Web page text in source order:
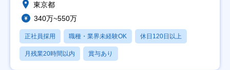
東京都
340万~550万
正社員採用 職種・業界未経験OK 休日120日以上
月残業20時間以内 賞与あり